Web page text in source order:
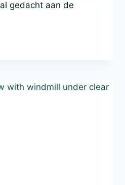
gedacht aan de